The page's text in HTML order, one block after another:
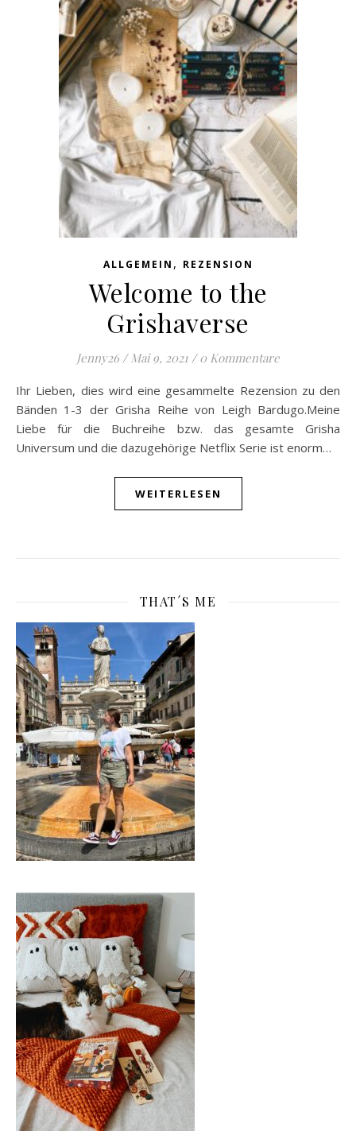
ALLGEMEIN , REZENSION
Welcome to the
Grishaverse
Jenny26 / Mai 9, 2021 / 0 Kommentare
Ihr Lieben, dies wird eine gesammelte Rezension zu den
Bänden 1-3 der Grisha Reihe von Leigh Bardugo.Meine
Liebe für die Buchreihe bzw. das gesamte Grisha
Universum und die dazugehörige Netflix Serie ist enorm…
WEITERLESEN
THAT´S ME